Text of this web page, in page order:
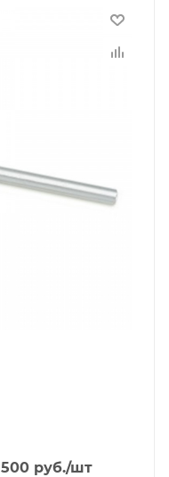
500 руб./шт